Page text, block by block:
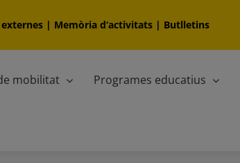
externes | Memòria d‘activitats | Butlletins
mobilitat Programes educatius